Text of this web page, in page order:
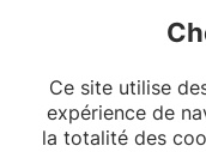
Ce site utilise
expérience de
la totalité des